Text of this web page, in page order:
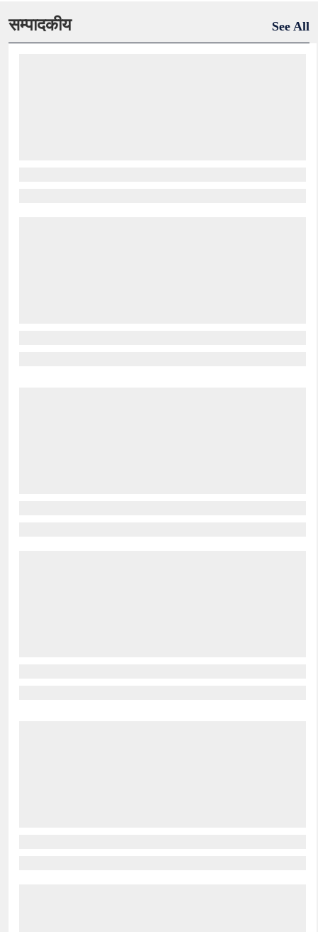
सम्पादकीय See All